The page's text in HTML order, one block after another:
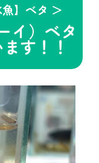
】ベタ ＞
イ）ベタ
す！！